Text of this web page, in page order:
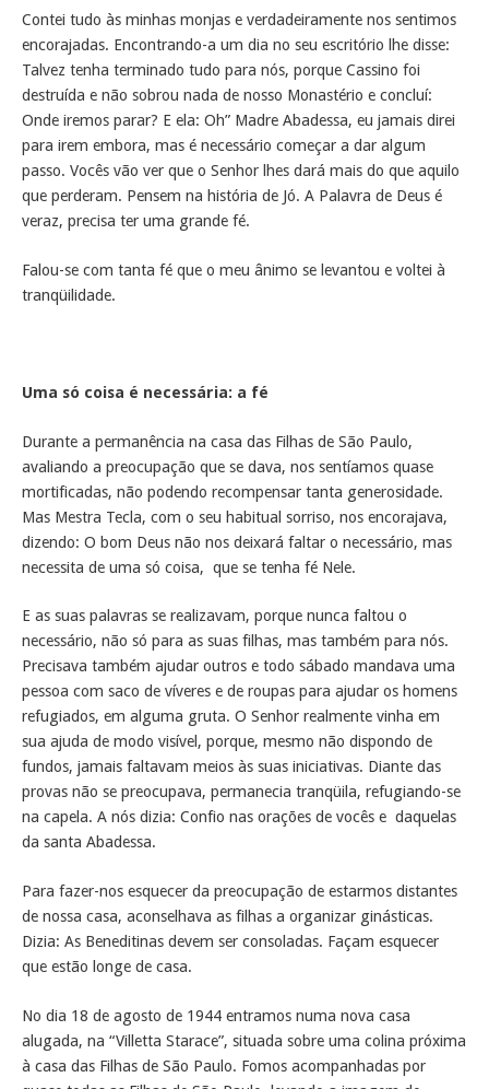
Contei tudo às minhas monjas e verdadeiramente nos sentimos
encorajadas. Encontrando-a um dia no seu escritório lhe disse:
Talvez tenha terminado tudo para nós, porque Cassino foi
destruída e não sobrou nada de nosso Monastério e concluí:
Onde iremos parar? E ela: Oh” Madre Abadessa, eu jamais direi
para irem embora, mas é necessário começar a dar algum
passo. Vocês vão ver que o Senhor lhes dará mais do que aquilo
que perderam. Pensem na história de Jó. A Palavra de Deus é
veraz, precisa ter uma grande fé.
Falou-se com tanta fé que o meu ânimo se levantou e voltei à
tranqüilidade.
Uma só coisa é necessária: a fé
Durante a permanência na casa das Filhas de São Paulo,
avaliando a preocupação que se dava, nos sentíamos quase
mortificadas, não podendo recompensar tanta generosidade.
Mas Mestra Tecla, com o seu habitual sorriso, nos encorajava,
dizendo: O bom Deus não nos deixará faltar o necessário, mas
necessita de uma só coisa, que se tenha fé Nele.
E as suas palavras se realizavam, porque nunca faltou o
necessário, não só para as suas filhas, mas também para nós.
Precisava também ajudar outros e todo sábado mandava uma
pessoa com saco de víveres e de roupas para ajudar os homens
refugiados, em alguma gruta. O Senhor realmente vinha em
sua ajuda de modo visível, porque, mesmo não dispondo de
fundos, jamais faltavam meios às suas iniciativas. Diante das
provas não se preocupava, permanecia tranqüila, refugiando-se
na capela. A nós dizia: Confio nas orações de vocês e daquelas
da santa Abadessa.
Para fazer-nos esquecer da preocupação de estarmos distantes
de nossa casa, aconselhava as filhas a organizar ginásticas.
Dizia: As Beneditinas devem ser consoladas. Façam esquecer
que estão longe de casa.
No dia 18 de agosto de 1944 entramos numa nova casa
alugada, na “Villetta Starace”, situada sobre uma colina próxima
à casa das Filhas de São Paulo. Fomos acompanhadas por